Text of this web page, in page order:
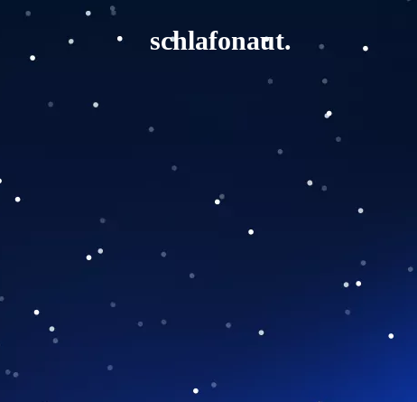
schlafonaut.